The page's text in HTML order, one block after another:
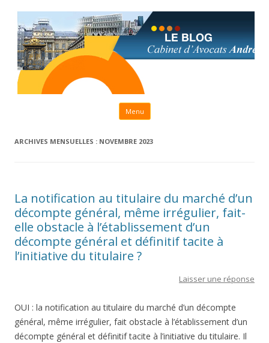
Menu Aller au contenu principal
ARCHIVES MENSUELLES : NOVEMBRE 2023
La notification au titulaire du marché d’un
décompte général, même irrégulier, fait-
elle obstacle à l’établissement d’un
décompte général et définitif tacite à
l’initiative du titulaire ?
Laisser une réponse
OUI : la notification au titulaire du marché d’un décompte
général, même irrégulier, fait obstacle à l’établissement d’un
décompte général et définitif tacite à l’initiative du titulaire. Il